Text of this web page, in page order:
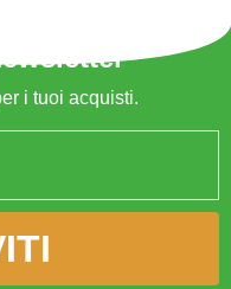
i tuoi acquisti.